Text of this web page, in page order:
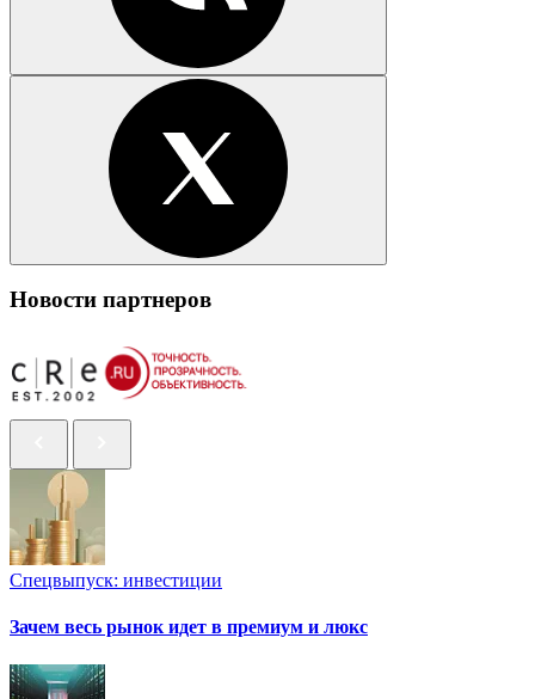
Новости партнеров
Спецвыпуск: инвестиции
Зачем весь рынок идет в премиум и люкс